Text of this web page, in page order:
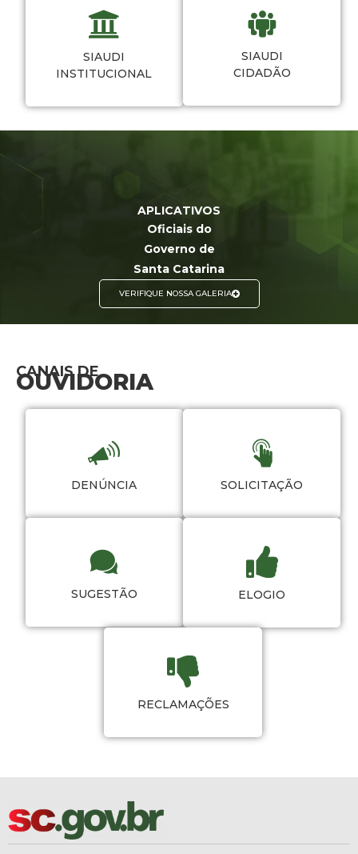
SIAUDI
INSTITUCIONAL
SIAUDI
CIDADÃO
APLICATIVOS
Oficiais do
Governo de
Santa Catarina
VERIFIQUE NOSSA GALERIA
CANAIS DE
OUVIDORIA
DENÚNCIA SOLICITAÇÃO
SUGESTÃO ELOGIO
RECLAMAÇÕES